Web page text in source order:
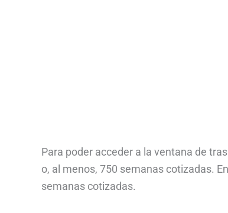
Para poder acceder a la ventana de
o, al menos, 750 semanas cotizadas.
semanas cotizadas.